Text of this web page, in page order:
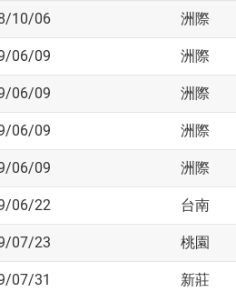
10/06 洲際
06/09 洲際
06/09 洲際
06/09 洲際
06/09 洲際
06/22 台南
07/23 桃園
07/31 新莊